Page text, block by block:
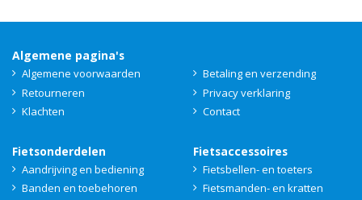
Algemene pagina's
Algemene voorwaarden
Betaling en verzending
Retourneren
Privacy verklaring
Klachten
Contact
Fietsonderdelen
Aandrijving en bediening
Banden en toebehoren
Fietsaccessoires
Fietsbellen- en toeters
Fietsmanden- en kratten